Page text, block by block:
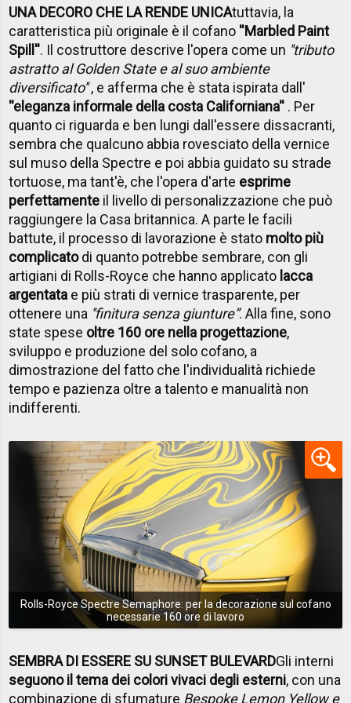
UNA DECORO CHE LA RENDE UNICAtuttavia, la
caratteristica più originale è il cofano ''Marbled Paint
Spill''. Il costruttore descrive l'opera come un ''tributo
astratto al Golden State e al suo ambiente
diversificato'', e afferma che è stata ispirata dall'
''eleganza informale della costa Californiana'' . Per
quanto ci riguarda e ben lungi dall'essere dissacranti,
sembra che qualcuno abbia rovesciato della vernice
sul muso della Spectre e poi abbia guidato su strade
tortuose, ma tant'è, che l'opera d'arte esprime
perfettamente il livello di personalizzazione che può
raggiungere la Casa britannica. A parte le facili
battute, il processo di lavorazione è stato molto più
complicatodi quanto potrebbe sembrare, con gli
artigiani di Rolls-Royce che hanno applicato lacca
argentata e più strati di vernice trasparente, per
ottenere una ''finitura senza giunture”. Alla fine, sono
state spese oltre 160 ore nella progettazione,
sviluppo e produzione del solo cofano, a
dimostrazione del fatto che l'individualità richiede
tempo e pazienza oltre a talento e manualità non
indifferenti.
Rolls-Royce Spectre Semaphore: per la decorazione sul cofano
necessarie 160 ore di lavoro
SEMBRA DI ESSERE SU SUNSET BULEVARDGli interni
seguono il tema dei colori vivaci degli esterni, con una
combinazione di sfumature Bespoke Lemon Yellow e